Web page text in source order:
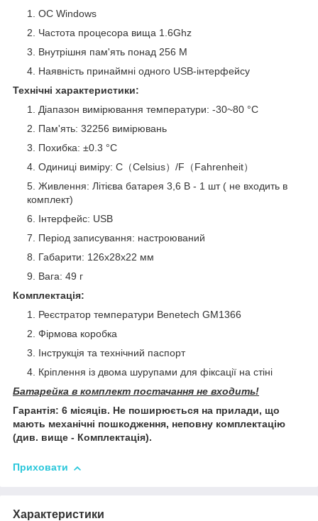
ОС Windows
Частота процесора вища 1.6Ghz
Внутрішня пам'ять понад 256 М
Наявність принаймні одного USB-інтерфейсу
Технічні характеристики:
Діапазон вимірювання температури: -30~80 °C
Пам'ять: 32256 вимірювань
Похибка: ±0.3 °C
Одиниці виміру: C（Celsius）/F（Fahrenheit）
Живлення: Літієва батарея 3,6 В - 1 шт ( не входить в
комплект)
Інтерфейс: USB
Період записування: настроюваний
Габарити: 126х28х22 мм
Вага: 49 г
Комплектація:
Реєстратор температури Benetech GM1366
Фірмова коробка
Інструкція та технічний паспорт
Кріплення із двома шурупами для фіксації на стіні
Батарейка в комплект постачання не входить!
Гарантія: 6 місяців. Не поширюється на прилади, що
мають механічні пошкодження, неповну комплектацію
(див. вище - Комплектація).
Приховати
Характеристики